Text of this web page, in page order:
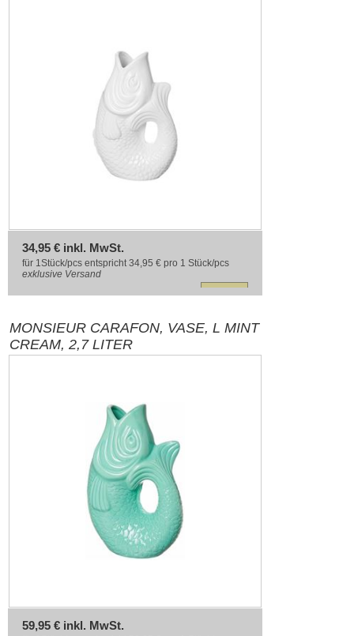
34,95 € inkl. MwSt.
für 1Stück/pcs entspricht 34,95 € pro 1 Stück/pcs
exklusive Versand
MONSIEUR CARAFON, VASE, L MINT
CREAM, 2,7 LITER
59,95 € inkl. MwSt.